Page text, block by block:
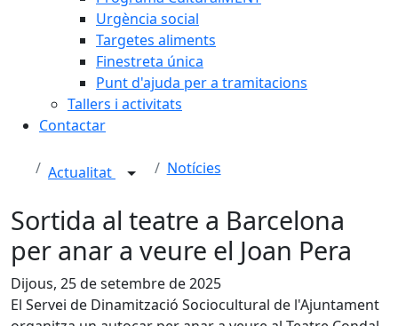
Urgència social
Targetes aliments
Finestreta única
Punt d'ajuda per a tramitacions
Tallers i activitats
Contactar
Actualitat Notícies
Sortida al teatre a Barcelona
per anar a veure el Joan Pera
Dijous, 25 de setembre de 2025
El Servei de Dinamització Sociocultural de l'Ajuntament